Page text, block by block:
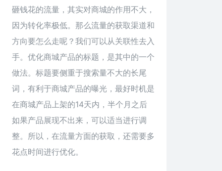
砸钱花的流量，其实对商城的作用不大，
因为转化率极低。那么流量的获取渠道和
方向要怎么走呢？我们可以从关联性去入
手。优化商城产品的标题，是其中的一个
做法。标题要侧重于搜索量不大的长尾
词，有利于商城产品的曝光，最好时机是
在商城产品上架的14天内，半个月之后
如果产品展现不出来，可以适当进行调
整。所以，在流量方面的获取，还需要多
花点时间进行优化。